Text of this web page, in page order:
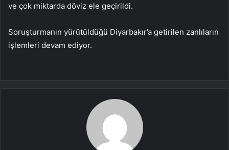
ve çok miktarda döviz ele geçirildi.
Soruşturmanın yürütüldüğü Diyarbakır’a getirilen zanlıların
işlemleri devam ediyor.